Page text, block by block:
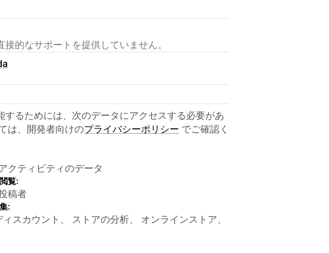
的なサポートを提供していません。
するためには、次のデータにアクセスする必要があ
は、開発者向けのプライバシーポリシー でご確認く
クティビティのデータ
覧:
稿者
:
スカウント、 ストアの分析、 オンラインストア、